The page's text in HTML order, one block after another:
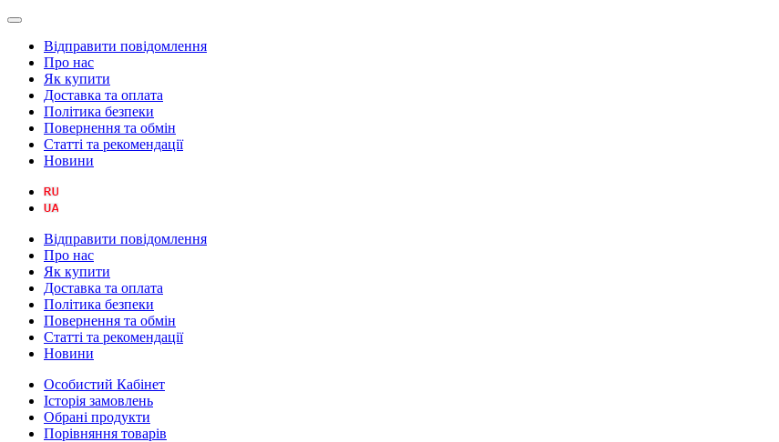
Відправити повідомлення
Про нас
Як купити
Доставка та оплата
Політика безпеки
Повернення та обмін
Статті та рекомендації
Новини
Відправити повідомлення
Про нас
Як купити
Доставка та оплата
Політика безпеки
Повернення та обмін
Статті та рекомендації
Новини
Особистий Кабінет
Історія замовлень
Обрані продукти
Порівняння товарів